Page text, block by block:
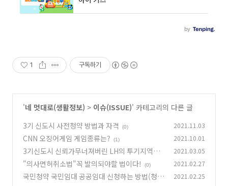
1 구독하기
'네 멋대로(생활정보) > 이슈(ISSUE)' 카테고리의 다른 글
3기 신도시 사전청약 방법과 자격
(0) 2021.11.03
CNN 오징어게임 게임종류는? (1) 2021.10.01
3기신도시 신뢰가무너져버린 LH의 투기지역은
더 많을것이다.
(0)
2021.03.05
"의사면허취소법"꼭 발의되야할 법이다! (0) 2021.02.27
국민청약 국민임대 공공임대 신청하는 방법(청약
2021.02.25